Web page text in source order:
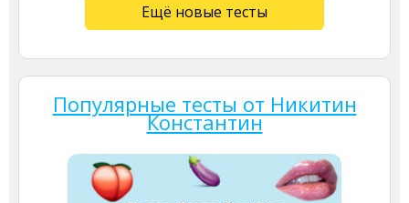
Ещё новые тесты
Популярные тесты от Никитин
Константин